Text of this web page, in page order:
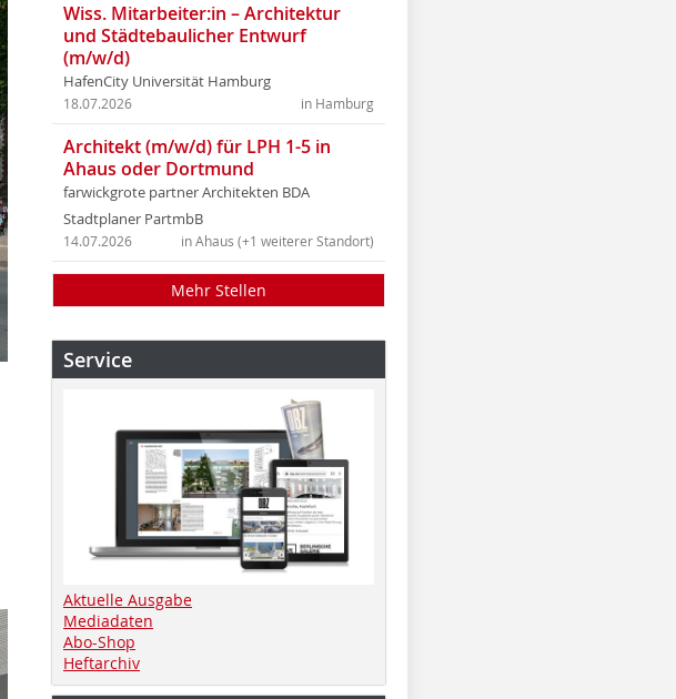
Wiss. Mitarbeiter:in – Architektur
und Städtebaulicher Entwurf
(m/w/d)
HafenCity Universität Hamburg
in Hamburg
18.07.2026
Architekt (m/w/d) für LPH 1-5 in
Ahaus oder Dortmund
farwickgrote partner Architekten BDA
Stadtplaner PartmbB
in Ahaus (+1 weiterer Standort)
14.07.2026
Mehr Stellen
Service
Aktuelle Ausgabe
Mediadaten
Abo-Shop
Heftarchiv